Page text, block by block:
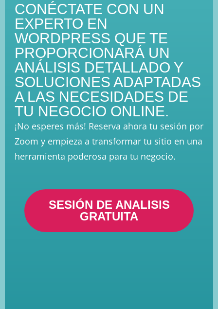
CONÉCTATE CON UN
EXPERTO EN
WORDPRESS QUE TE
PROPORCIONARÁ UN
ANÁLISIS DETALLADO Y
SOLUCIONES ADAPTADAS
A LAS NECESIDADES DE
TU NEGOCIO ONLINE.
¡No esperes más! Reserva ahora tu sesión por
Zoom y empieza a transformar tu sitio en una
herramienta poderosa para tu negocio.
SESIÓN DE ANALISIS
GRATUITA